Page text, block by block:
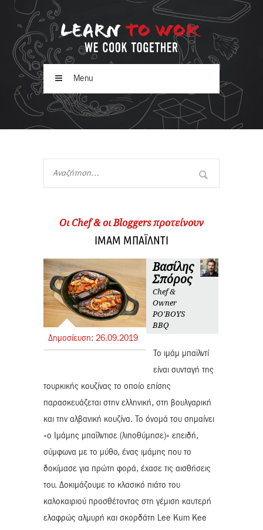
Menu
Oι Chef & οι Βloggers προτείνουν
ΙΜΑΜ ΜΠΑΪΛΝΤΙ
Δημοσίευση: 26.09.2019
Βασίλης
Σπόρος
Chef &
Owner
PO'BOYS
BBQ
Το ιμάμ μπαϊλντί
είναι συνταγή της
τουρκικής κουζίνας το οποίο επίσης
παρασκευάζεται στην ελληνική, στη βουλγαρική
και την αλβανική κουζίνα. Το όνομά του σημαίνει
«ο Ιμάμης μπαΐλντισε (λιποθύμησε)» επειδή,
σύμφωνα με το μύθο, ένας ιμάμης που το
δοκίμασε για πρώτη φορά, έχασε τις αισθήσεις
του. Δοκιμάζουμε το κλασικό πιάτο του
καλοκαιριού προσθέτοντας στη γέμιση καυτερή
ελαφρώς αλμυρή και σκορδάτη Lee Kum Kee